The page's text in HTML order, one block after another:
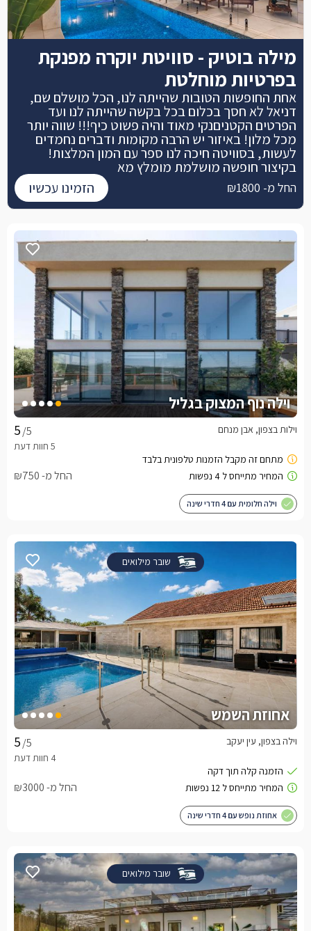
וילה נוף המצוק בגליל
/5 וילות בצפון, אבן מנחם
החל מ- ₪750
וילה חלומית עם 4 חדרי שינה
שובר מילואים
אחוזת השמש
/5 וילה בצפון, עין יעקב
החל מ- ₪3000
אחוזת נופש עם 4 חדרי שינה
שובר מילואים
מילה בוטיק - סוויטת יוקרה מפנקת
בפרטיות מוחלטת
אחת החופשות הטובות שהייתה לנו, הכל מושלם שם,
דניאל לא חסך בכלום בכל בקשה שהייתה לנו ועד
הפרטים הקטניםנקי מאוד והיה פשוט כיף!!! שווה יותר
מכל מלון! באיזור יש הרבה מקומות ודברים נחמדים
לעשות, בסוויטה חיכה לנו ספר עם המון המלצות!
בקיצור חופשה מושלמת מומלץ מא
החל מ- ₪1800 הזמינו עכשיו